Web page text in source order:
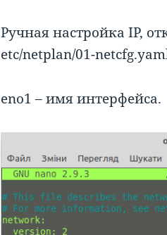
Ручная настройка IP,
etc/netplan/01-
eno1 – имя интерфейса.